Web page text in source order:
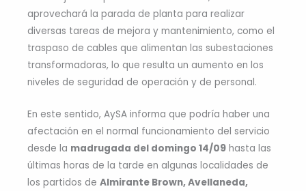
aprovechará la parada de planta para realizar
diversas tareas de mejora y mantenimiento, como el
traspaso de cables que alimentan las subestaciones
transformadoras, lo que resulta un aumento en los
niveles de seguridad de operación y de personal.
En este sentido, AySA informa que podría haber una
afectación en el normal funcionamiento del servicio
desde la madrugada del domingo 14/09 hasta las
últimas horas de la tarde en algunas localidades de
los partidos de Almirante Brown, Avellaneda,